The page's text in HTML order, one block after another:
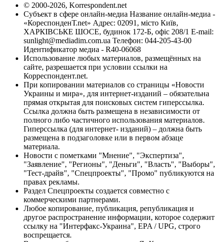
© 2000-2026, Korrespondent.net
Субъект в сфере онлайн-медиа Название онлайн-медиа -
«КореспонденТ.net» Адрес: 02091, місто Київ,
ХАРКІВСЬКЕ ШОСЕ, будинок 172-Б, офіс 208/1 E-mail:
sunlight@mediadim.com.ua Телефон: 044-205-43-00
Идентификатор медиа - R40-06068
Использование любых материалов, размещённых на
сайте, разрешается при условии ссылки на
Корреспондент.net.
При копировании материалов со страницы «Новости
Украины и мира», для интернет-изданий – обязательна
прямая открытая для поисковых систем гиперссылка.
Ссылка должна быть размещена в независимости от
полного либо частичного использования материалов.
Гиперссылка (для интернет- изданий) – должна быть
размещена в подзаголовке или в первом абзаце
материала.
Новости с пометками "Мнение", "Экспертиза",
"Заявление", "Регионы", "Деньги", "Власть", "Выборы",
"Тест-драйв", "Спецпроекты", "Промо" публикуются на
правах рекламы.
Раздел Спецпроекты создается совместно с
коммерческими партнерами.
Любое копирование, публикация, републикация и
другое распространение информации, которое содержит
ссылку на "Интерфакс-Украина", EPA / UPG, строго
воспрещается.